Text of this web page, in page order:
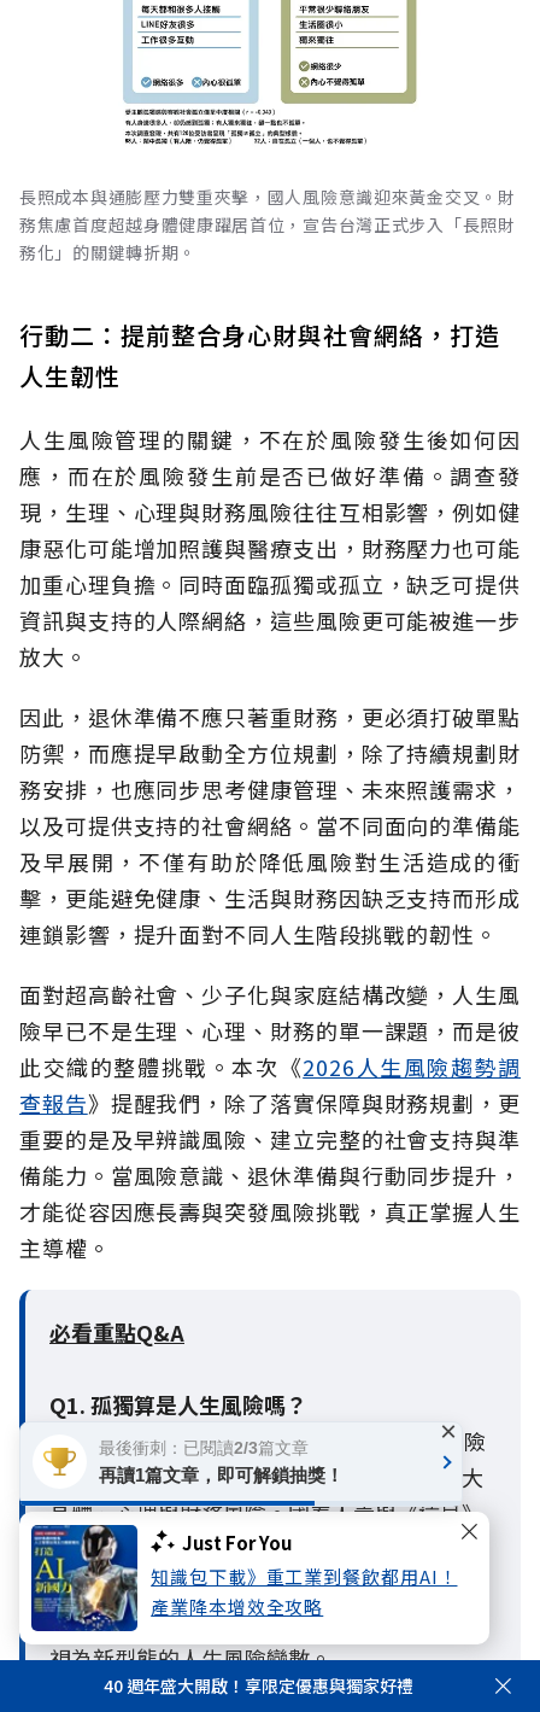
Just For You
知識包下載》重工業到餐飲都用AI！
產業降本增效全攻略
長照成本與通膨壓力雙重夾擊，國人風險意識迎來黃金交叉。財
務焦慮首度超越身體健康躍居首位，宣告台灣正式步入「長照財
務化」的關鍵轉折期。
行動二：提前整合身心財與社會網絡，打造
人生韌性
人生風險管理的關鍵，不在於風險發生後如何因
應，而在於風險發生前是否已做好準備。調查發
現，生理、心理與財務風險往往互相影響，例如健
康惡化可能增加照護與醫療支出，財務壓力也可能
加重心理負擔。同時面臨孤獨或孤立，缺乏可提供
資訊與支持的人際網絡，這些風險更可能被進一步
放大。
因此，退休準備不應只著重財務，更必須打破單點
防禦，而應提早啟動全方位規劃，除了持續規劃財
務安排，也應同步思考健康管理、未來照護需求，
以及可提供支持的社會網絡。當不同面向的準備能
及早展開，不僅有助於降低風險對生活造成的衝
擊，更能避免健康、生活與財務因缺乏支持而形成
連鎖影響，提升面對不同人生階段挑戰的韌性。
面對超高齡社會、少子化與家庭結構改變，人生風
險早已不是生理、心理、財務的單一課題，而是彼
此交織的整體挑戰。本次《2026人生風險趨勢調
查報告》提醒我們，除了落實保障與財務規劃，更
重要的是及早辨識風險、建立完整的社會支持與準
備能力。當風險意識、退休準備與行動同步提升，
才能從容因應長壽與突發風險挑戰，真正掌握人生
主導權。
必看重點Q&A
Q1. 孤獨算是人生風險嗎？
A1：算是。孤獨本身不一定是立即發生的風險
事件，但長期孤獨或缺乏社會支持，可能放大
身體、心理與財務風險。國泰人壽與《遠見》
發布的《2026人生風險趨勢調查報告》指出，
主觀孤獨與客觀孤立會影響個人的風險感知、
準備行動與危機發生時可獲得的支持，因此可
視為新型態的人生風險變數。
40 週年盛大開啟！享限定優惠與獨家好禮
最後衝刺：已閱讀2/3篇文章
再讀1篇文章，即可解鎖抽獎！
×